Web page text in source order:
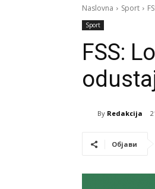
Naslovna Sport
Sport
FSS:
By Redakcija
Објави